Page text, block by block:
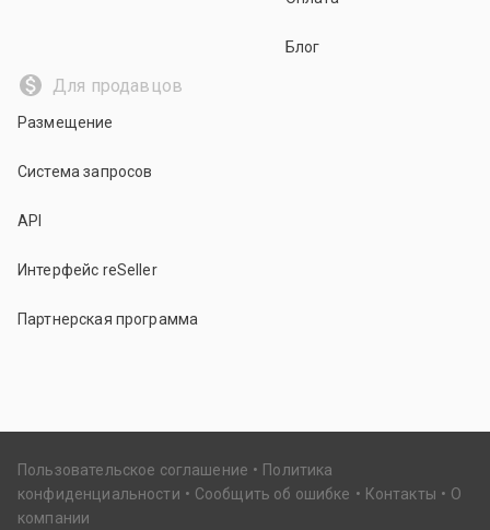
Блог
Для продавцов
Размещение
Система запросов
API
Интерфейс reSeller
Партнерская программа
Пользовательское соглашение
Политика
конфиденциальности
Сообщить об ошибке Контакты
О
компании